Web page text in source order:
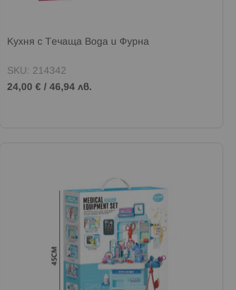
Кухня с Течаща Вода и Фурна
SKU: 214342
24,00 € /46,94 лв.